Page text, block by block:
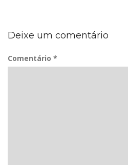
Deixe um comentário
Comentário *